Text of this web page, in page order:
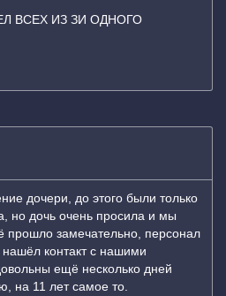
ВСЕХ ИЗ ЗИ ОДНОГО
дочери, до этого были только
но дочь очень просила и мы
прошло замечательно, персонал
контакт с нашими
ещё несколько дней
на 11 лет самое то.